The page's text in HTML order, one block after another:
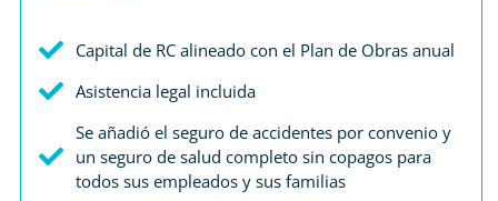
Capital de RC alineado con el Plan de Obras anual
Asistencia legal incluida
Se añadió el seguro de accidentes por convenio y
un seguro de salud completo sin copagos para
todos sus empleados y sus familias